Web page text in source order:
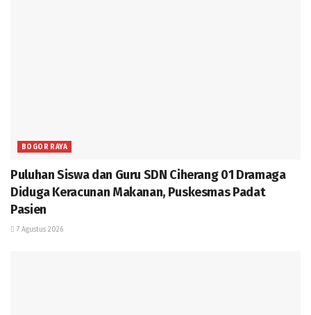
BOGOR RAYA
Puluhan Siswa dan Guru SDN Ciherang 01 Dramaga
Diduga Keracunan Makanan, Puskesmas Padat
Pasien
7 Agustus 2026